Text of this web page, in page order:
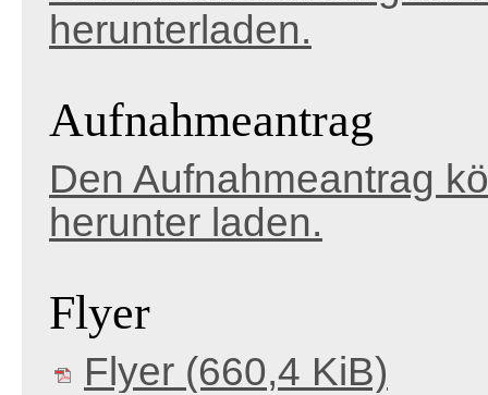
herunterladen.
Aufnahmeantrag
Den Aufnahmeantrag
herunter laden.
Flyer
Flyer (660,4 KiB)